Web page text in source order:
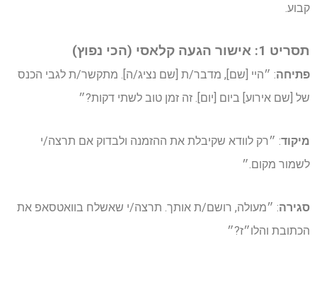
קבוע.
תסריט 1: אישור הגעה קלאסי (הכי נפוץ)
פתיחה: ״היי [שם], מדבר/ת [שם נציג/ה]. מתקשר/ת לגבי הכנס
של [שם אירוע] ביום [יום]. זה זמן טוב לשתי דקות?״
מיקוד: ״רק לוודא שקיבלת את ההזמנה ולבדוק אם תרצה/י
לשמור מקום.״
סגירה: ״מעולה, רושם/ת אותך. תרצה/י שאשלח בוואטסאפ את
הכתובת והלו״ז?״